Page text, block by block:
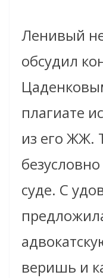
Ленивый
обсудил
плагиате
из его ЖЖ.
суде. С
веришь и